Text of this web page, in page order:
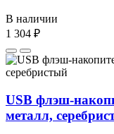
В наличии
1 304 ₽
USB флэш-
металл,